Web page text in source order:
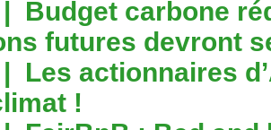
| Budget carbone
futures devront
| Les actionnaires
!